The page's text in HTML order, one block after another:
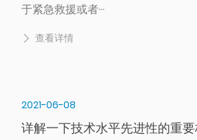
于紧急救援或者···
查看详情
2021-06-08
详解一下技术水平先进性的重